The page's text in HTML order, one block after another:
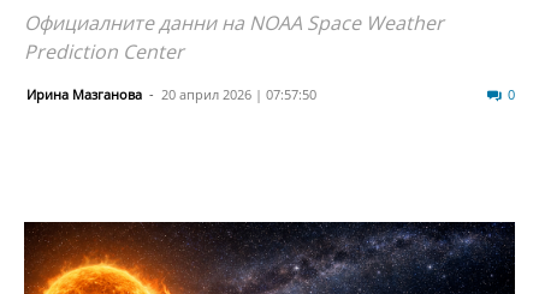
Официалните данни на NOAA Space Weather
Prediction Center
Ирина Мазганова - 20 април 2026 | 07:57:50 0